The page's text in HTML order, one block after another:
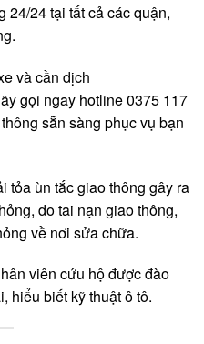
24/24 tại tất cả các quận,
và cần dịch
gọi ngay hotline 0375 117
sẵn sàng phục vụ bạn
tỏa ùn tắc giao thông gây ra
do tai nạn giao thông,
về nơi sửa chữa.
viên cứu hộ được đào
hiểu biết kỹ thuật ô tô.